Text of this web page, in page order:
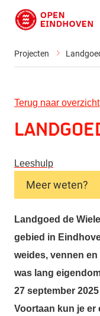
Direct naar de
Projecten
Terug naar overzicht
Leeshulp
Meer weten?
Landgoed de
gebied in
weides, vennen
was lang
27 september
Voortaan kun je er